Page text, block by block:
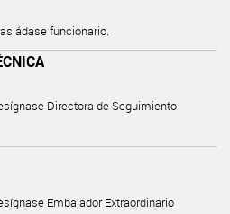
funcionario.
Directora de Seguimiento
Embajador Extraordinario